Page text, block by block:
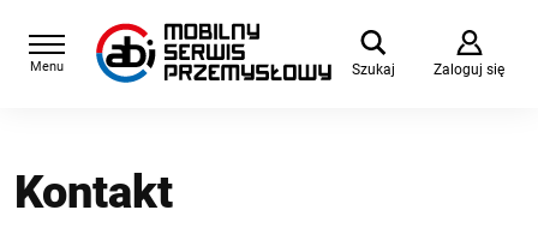
Menu Szukaj Zaloguj się
Kontakt